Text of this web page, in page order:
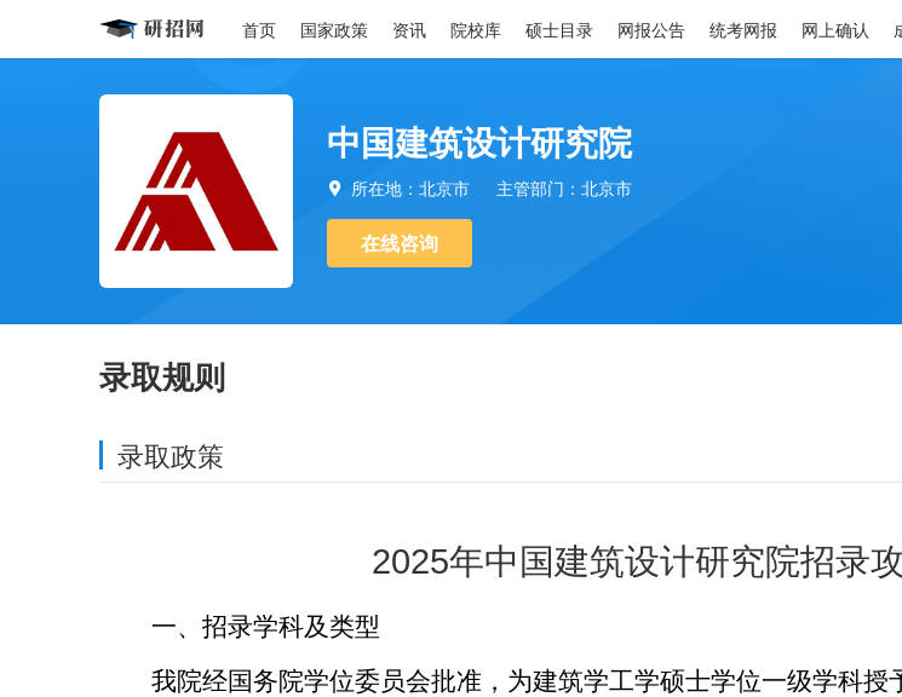
首页 国家政策 资讯 院校库 硕士目录 网报公告 统考网报 网上确认
中国建筑设计研究院
 所在地：北京市 主管部门：北京市
在线咨询
录取规则
录取政策
2025年中国建筑设计研究院招录
一、招录学科及类型
我院经国务院学位委员会批准，为建筑学工学硕士学位一级学科